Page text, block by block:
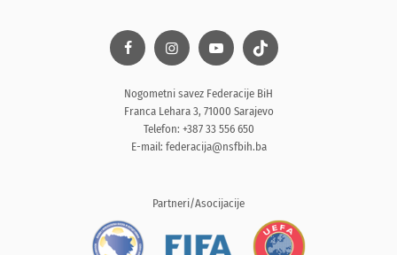
Nogometni savez Federacije BiH
Franca Lehara 3, 71000 Sarajevo
Telefon: +387 33 556 650
E-mail: federacija@nsfbih.ba
Partneri/Asocijacije